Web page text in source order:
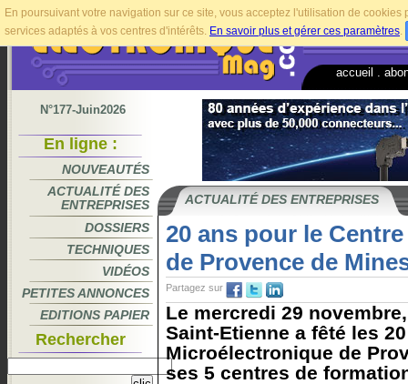
En poursuivant votre navigation sur ce site, vous acceptez l'utilisation de
services adaptés à vos centres d'intérêts. En savoir plus et gérer ces paramètres.
accueil
N°177-Juin2026
En ligne :
NOUVEAUTÉS
ACTUALITÉ DES
ENTREPRISES
DOSSIERS
TECHNIQUES
VIDÉOS
PETITES ANNONCES
EDITIONS PAPIER
Rechercher
ACTUALITÉ DES ENTREPRISES
20 ans pour le
de Provence de
Partagez sur
Le mercredi 29
Saint-Etienne a fêté les
Microélectronique de
ses 5 centres de